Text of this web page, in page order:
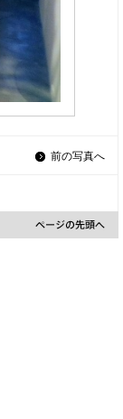
前の写真へ